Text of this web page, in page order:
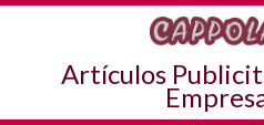
Artículos
Imagen anterior
botineros